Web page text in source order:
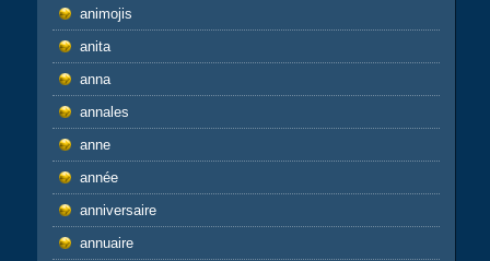
animojis
anita
anna
annales
anne
année
anniversaire
annuaire